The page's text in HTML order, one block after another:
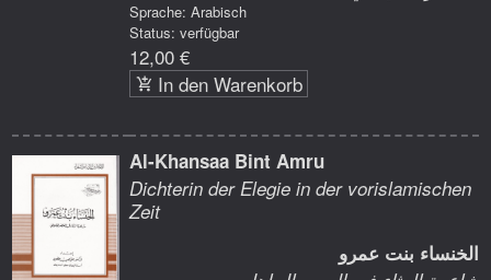
Sprache: Arabisch
Status: verfügbar
12,00 €
In den Warenkorb
Al-Khansaa Bint Amru
Dichterin der Elegie in der vorislamischen
Zeit
الخنساء بنت عمرو